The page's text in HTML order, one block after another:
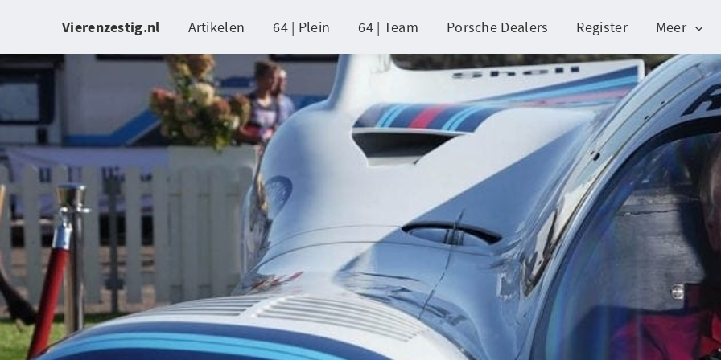
Vierenzestig.nl Artikelen 64 | Plein 64 | Team Porsche Dealers Register Meer